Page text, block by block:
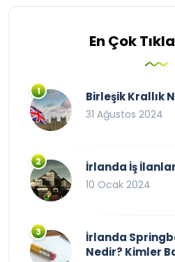
En Çok
Birleşik Krallık
31 Ağustos 2024
İrlanda İş
10 Ocak 2024
İrlanda
Nedir? Kimler